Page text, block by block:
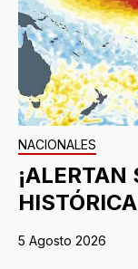
NACIONALES
¡ALERTAN
5 Agosto 2026